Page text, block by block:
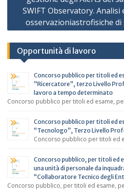
SWIFT Observatory.
osservazioniastrofisiche
Opportunità di lavoro
Concorso pubblico per titoli ed
”Ricercatore”, terzo Livello
lavoro a tempo determinato
Concorso pubblico per titoli ed esame,
Concorso pubblico per titoli ed
“Tecnologo”, Terzo Livello
Concorso pubblico per titoli ed
Concorso pubblico, per titoli ed
una unità di personale da
“Collaboratore Tecnico degli
Concorso pubblico, per titoli ed esame,